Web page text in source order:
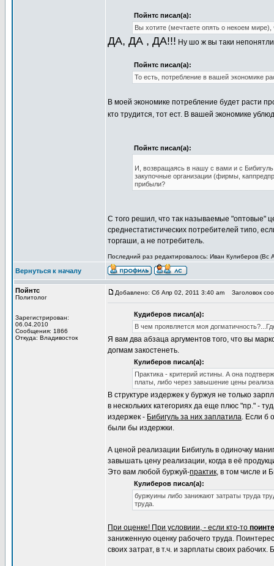
Пойнтс писал(а):
Вы хотите (мечтаете опять о некоем
ДА, ДА , ДА!!! Ну шо ж вы таки
Пойнтс писал(а):
То есть, потребление в вашей экономике
В моей экономике потребление будет расти
кто трудится, тот ест. В вашей экономике
Пойнтс писал(а):
И, возвращаясь в нашу с вами и с
закупочные организации (фирмы,
прибыли?
С того решил, что так называемые "оптовые"
среднестатистических потребителей типо,
торгаши, а не потребитель.
Последний раз редактировалось: Иван Кулиберов (Вс
Вернуться к началу
Пойнтс
Политолог
Зарегистрирован:
06.04.2010
Сообщения: 1866
Откуда: Владивосток
Добавлено: Сб Апр 02, 2011 3:40 am Заголовок
Кудиберов писал(а):
В чем проявляется моя
Я вам два абзаца аргументов того, что вы
догмам закостенеть.
Кулиберов писал(а):
Практика - критерий истины. А она
платы, либо через завышение цены
В структуре издержек у буржуя не только
в нескольких категориях да еще плюс "пр." -
издержек - Бибигуль за них заплатила. Если б
были бы издержки.
А ценой реализации Бибигуль в одиночку
завышать цену реализации, когда в её
Это вам любой буржуй-практик, в том числе и
Кулиберов писал(а):
буржуины либо занижают затраты труда
труда.
При оценке! При условиии, - если кто-то
заниженную оценку рабочего труда.
своих затрат, в т.ч. и зарплаты своих